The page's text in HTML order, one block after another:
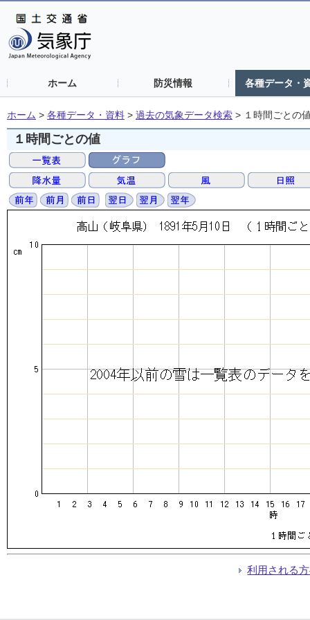
ホーム 防災情報 各種データ・
ホーム > 各種データ・資料 > 過去の気象データ検索 > １時間ごとの
１時間ごとの値
利用される